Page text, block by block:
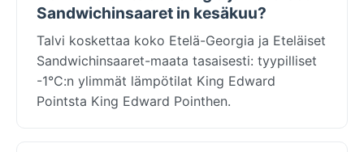
Sandwichinsaaret in kesäkuu?
Talvi koskettaa koko Etelä-Georgia ja Eteläiset
Sandwichinsaaret-maata tasaisesti: tyypilliset
-1°C:n ylimmät lämpötilat King Edward
Pointsta King Edward Pointhen.